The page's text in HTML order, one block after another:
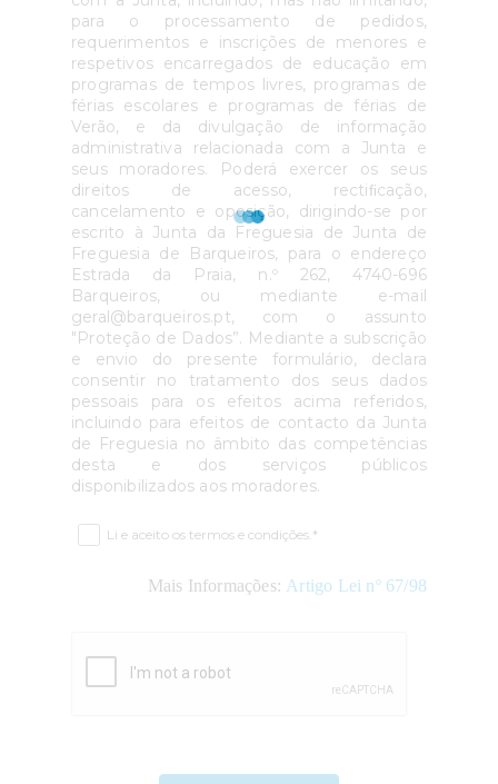
para o processamento de pedidos,
requerimentos e inscrições de menores e
respetivos encarregados de educação em
programas de tempos livres, programas de
férias escolares e programas de férias de
Verão, e da divulgação de informação
administrativa relacionada com a Junta e
seus moradores. Poderá exercer os seus
direitos de acesso, rectiﬁcação,
cancelamento e oposição, dirigindo-se por
escrito à Junta da Freguesia de Junta de
Freguesia de Barqueiros, para o endereço
Estrada da Praia, n.º 262, 4740-696
Barqueiros, ou mediante e-mail
geral@barqueiros.pt, com o assunto
"Proteção de Dados”. Mediante a subscrição
e envio do presente formulário, declara
consentir no tratamento dos seus dados
pessoais para os efeitos acima referidos,
incluindo para efeitos de contacto da Junta
de Freguesia no âmbito das competências
desta e dos serviços públicos
disponibilizados aos moradores.
Li e aceito os termos e condições.*
Mais Informações: Artigo Lei nº 67/98